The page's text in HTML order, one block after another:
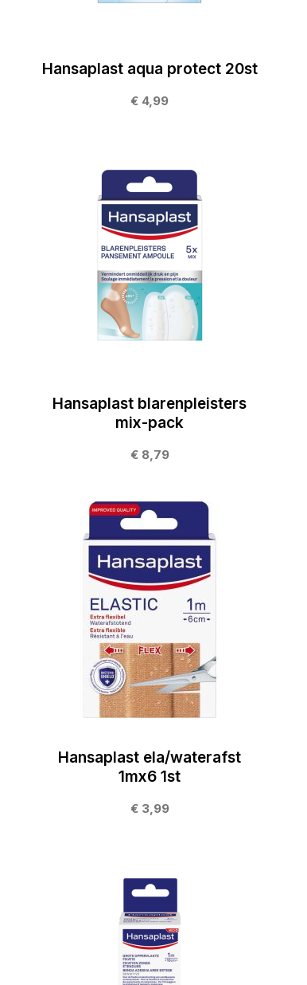
Hansaplast aqua protect 20st
€ 4,99
Hansaplast blarenpleisters
mix-pack
€ 8,79
Hansaplast ela/waterafst
1mx6 1st
€ 3,99